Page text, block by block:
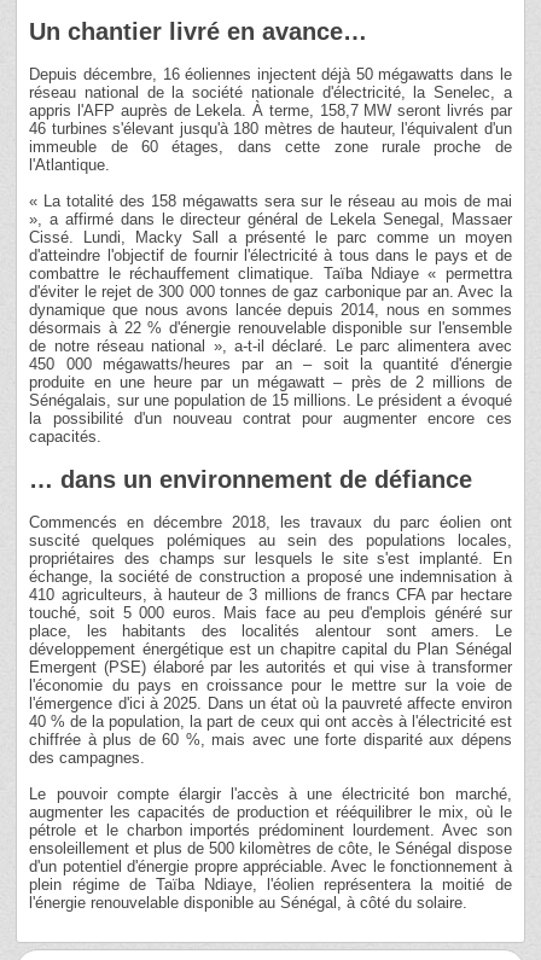
Un chantier livré en avance…
Depuis décembre, 16 éoliennes injectent déjà 50 mégawatts dans le
réseau national de la société nationale d'électricité, la Senelec, a
appris l'AFP auprès de Lekela. À terme, 158,7 MW seront livrés par
46 turbines s'élevant jusqu'à 180 mètres de hauteur, l'équivalent d'un
immeuble de 60 étages, dans cette zone rurale proche de
l'Atlantique.
« La totalité des 158 mégawatts sera sur le réseau au mois de mai
», a affirmé dans le directeur général de Lekela Senegal, Massaer
Cissé. Lundi, Macky Sall a présenté le parc comme un moyen
d'atteindre l'objectif de fournir l'électricité à tous dans le pays et de
combattre le réchauffement climatique. Taïba Ndiaye « permettra
d'éviter le rejet de 300 000 tonnes de gaz carbonique par an. Avec la
dynamique que nous avons lancée depuis 2014, nous en sommes
désormais à 22 % d'énergie renouvelable disponible sur l'ensemble
de notre réseau national », a-t-il déclaré. Le parc alimentera avec
450 000 mégawatts/heures par an – soit la quantité d'énergie
produite en une heure par un mégawatt – près de 2 millions de
Sénégalais, sur une population de 15 millions. Le président a évoqué
la possibilité d'un nouveau contrat pour augmenter encore ces
capacités.
… dans un environnement de défiance
Commencés en décembre 2018, les travaux du parc éolien ont
suscité quelques polémiques au sein des populations locales,
propriétaires des champs sur lesquels le site s'est implanté. En
échange, la société de construction a proposé une indemnisation à
410 agriculteurs, à hauteur de 3 millions de francs CFA par hectare
touché, soit 5 000 euros. Mais face au peu d'emplois généré sur
place, les habitants des localités alentour sont amers. Le
développement énergétique est un chapitre capital du Plan Sénégal
Emergent (PSE) élaboré par les autorités et qui vise à transformer
l'économie du pays en croissance pour le mettre sur la voie de
l'émergence d'ici à 2025. Dans un état où la pauvreté affecte environ
40 % de la population, la part de ceux qui ont accès à l'électricité est
chiffrée à plus de 60 %, mais avec une forte disparité aux dépens
des campagnes.
Le pouvoir compte élargir l'accès à une électricité bon marché,
augmenter les capacités de production et rééquilibrer le mix, où le
pétrole et le charbon importés prédominent lourdement. Avec son
ensoleillement et plus de 500 kilomètres de côte, le Sénégal dispose
d'un potentiel d'énergie propre appréciable. Avec le fonctionnement à
plein régime de Taïba Ndiaye, l'éolien représentera la moitié de
l'énergie renouvelable disponible au Sénégal, à côté du solaire.